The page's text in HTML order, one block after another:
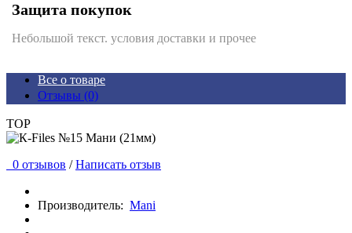
Защита покупок
Небольшой текст. условия доставки и прочее
Все о товаре
Отзывы (0)
TOP
0 отзывов / Написать отзыв
Производитель: Mani